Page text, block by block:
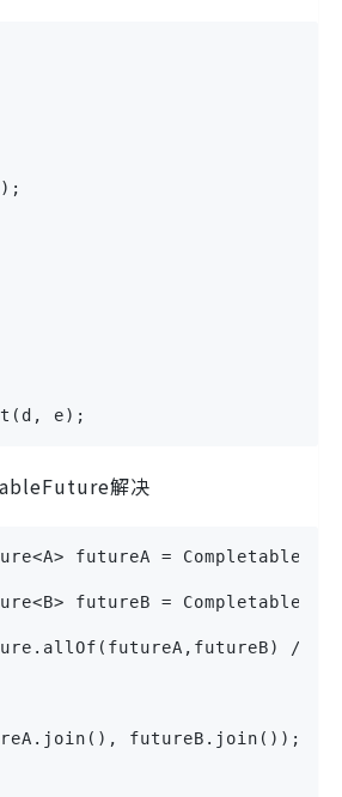
e);
解决
futureA =
futureB =
// 等a
futureB.join());